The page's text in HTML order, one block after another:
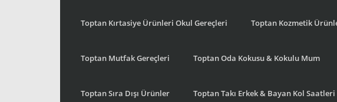
Toptan Kırtasiye Ürünleri Okul Gereçleri Toptan Kozmetik
Toptan Mutfak Gereçleri Toptan Oda Kokusu & Kokulu Mum
Toptan Sıra Dışı Ürünler Toptan Takı Erkek & Bayan Kol Saatleri